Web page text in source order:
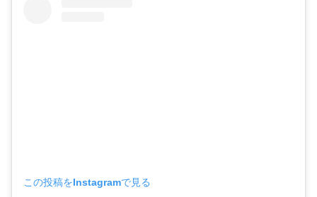
この投稿をInstagramで見る